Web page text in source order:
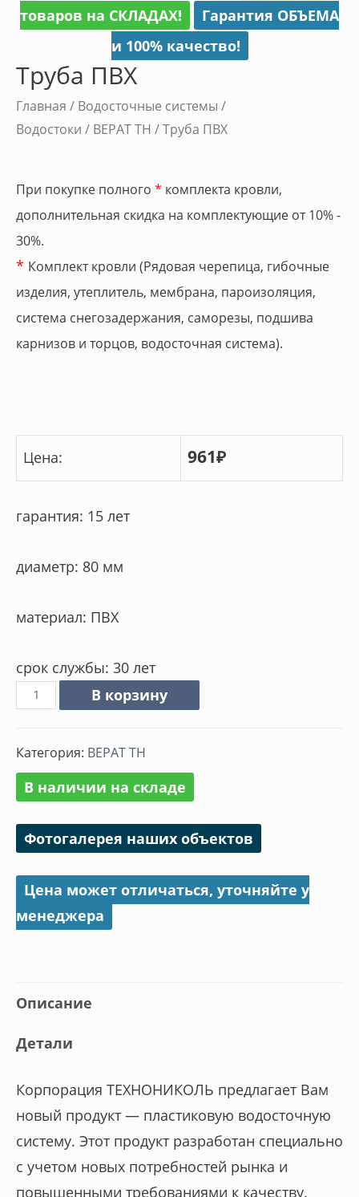
товаров на СКЛАДАХ!
Гарантия ОБЪЕМА
и 100% качество!
Труба ПВХ
Главная / Водосточные системы /
Водостоки / ВЕРАТ ТН / Труба ПВХ
При покупке полного * комплекта кровли,
дополнительная скидка на комплектующие от 10% -
30%.
* Комплект кровли (Рядовая черепица, гибочные
изделия, утеплитель, мембрана, пароизоляция,
система снегозадержания, саморезы, подшива
карнизов и торцов, водосточная система).
Цена: 961₽
гарантия: 15 лет
диаметр: 80 мм
материал: ПВХ
срок службы: 30 лет
Количество
Труба
ПВХ
В корзину
Категория: ВЕРАТ ТН
В наличии на складе
Фотогалерея наших объектов
Цена может отличаться, уточняйте у
менеджера
Описание
Детали
Корпорация ТЕХНОНИКОЛЬ предлагает Вам
новый продукт — пластиковую водосточную
систему. Этот продукт разработан специально
с учетом новых потребностей рынка и
повышенными требованиями к качеству.